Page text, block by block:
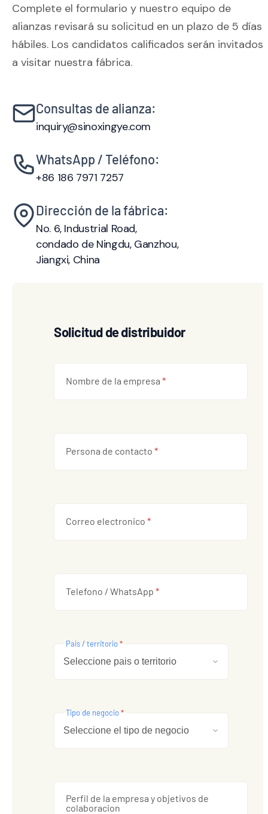
Complete el formulario y nuestro equipo de
alianzas revisará su solicitud en un plazo de 5 días
hábiles. Los candidatos calificados serán invitados
a visitar nuestra fábrica.
Consultas de alianza:
inquiry@sinoxingye.com
WhatsApp / Teléfono:
+86 186 7971 7257
Dirección de la fábrica:
No. 6, Industrial Road,
condado de Ningdu, Ganzhou,
Jiangxi, China
Solicitud de distribuidor
Nombre de la empresa *
Persona de contacto *
Correo electronico *
Telefono / WhatsApp *
Pais / territorio*
Tipo de negocio*
Perfil de la empresa y objetivos de
colaboracion